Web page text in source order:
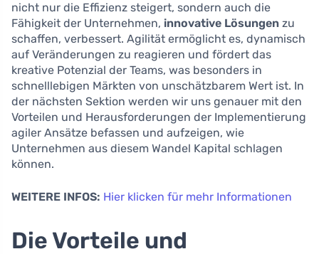
nicht nur die Effizienz steigert, sondern auch die
Fähigkeit der Unternehmen, innovative Lösungen zu
schaffen, verbessert. Agilität ermöglicht es, dynamisch
auf Veränderungen zu reagieren und fördert das
kreative Potenzial der Teams, was besonders in
schnelllebigen Märkten von unschätzbarem Wert ist. In
der nächsten Sektion werden wir uns genauer mit den
Vorteilen und Herausforderungen der Implementierung
agiler Ansätze befassen und aufzeigen, wie
Unternehmen aus diesem Wandel Kapital schlagen
können.
WEITERE INFOS: Hier klicken für mehr Informationen
Die Vorteile und